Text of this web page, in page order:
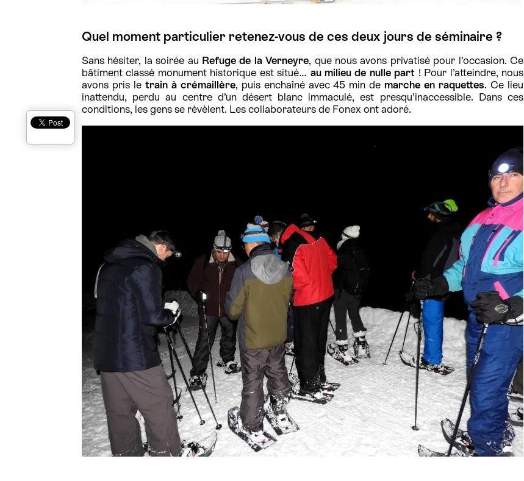
Quel moment particulier retenez-vous de ces deux jours de séminaire ?
Sans hésiter, la soirée au Refuge de la Verneyre, que nous avons privatisé pour l’occasion. Ce
bâtiment classé monument historique est situé… au milieu de nulle part ! Pour l’atteindre, nous
avons pris le train à crémaillère, puis enchaîné avec 45 min de marche en raquettes. Ce lieu
inattendu, perdu au centre d’un désert blanc immaculé, est presqu’inaccessible. Dans ces
conditions, les gens se révèlent. Les collaborateurs de Fonex ont adoré.